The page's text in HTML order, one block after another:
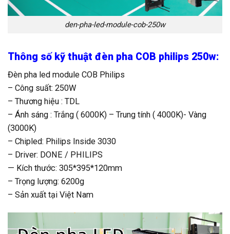
den-pha-led-module-cob-250w
Thông số kỹ thuật đèn pha COB philips 250w:
Đèn pha led module COB Philips
– Công suất: 250W
– Thương hiệu : TDL
– Ánh sáng : Trắng ( 6000K) – Trung tính ( 4000K)- Vàng
(3000K)
– Chipled: Philips Inside 3030
– Driver: DONE / PHILIPS
— Kích thước: 305*395*120mm
– Trọng lượng: 6200g
– Sản xuất tại Việt Nam